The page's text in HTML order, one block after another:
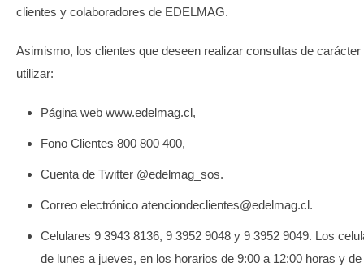
clientes y colaboradores de EDELMAG.
Asimismo, los clientes que deseen realizar consultas de
utilizar:
Página web www.edelmag.cl,
Fono Clientes 800 800 400,
Cuenta de Twitter @edelmag_sos.
Correo electrónico atenciondeclientes@edelmag.cl.
Celulares 9 3943 8136, 9 3952 9048 y 9 3952 9049. Los
de lunes a jueves, en los horarios de 9:00 a 12:00 horas y